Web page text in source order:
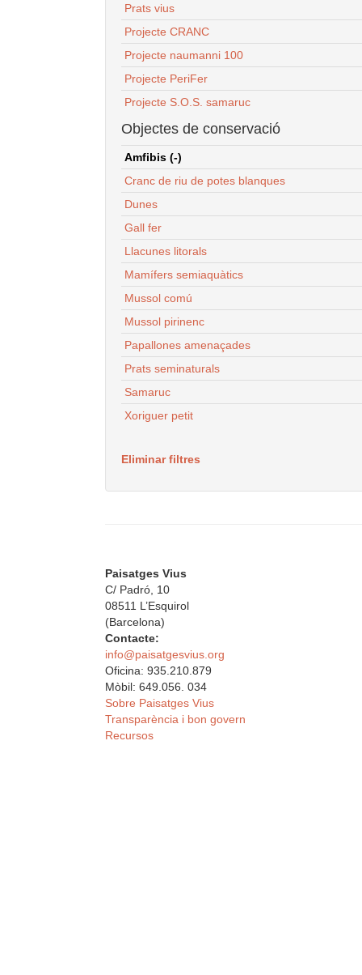
Prats vius
Projecte CRANC
Projecte naumanni 100
Projecte PeriFer
Projecte S.O.S. samaruc
Objectes de conservació
Amfibis (-)
Cranc de riu de potes blanques
Dunes
Gall fer
Llacunes litorals
Mamífers semiaquàtics
Mussol comú
Mussol pirinenc
Papallones amenaçades
Prats seminaturals
Samaruc
Xoriguer petit
Eliminar filtres
Paisatges Vius
C/ Padró, 10
08511 L’Esquirol
(Barcelona)
Contacte:
info@paisatgesvius.org
Oficina: 935.210.879
Mòbil: 649.056. 034
Sobre Paisatges Vius
Transparència i bon govern
Recursos